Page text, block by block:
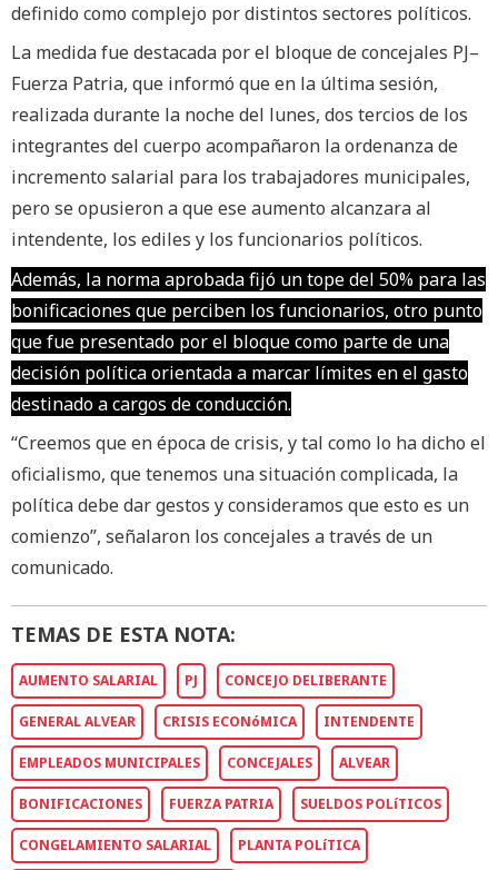
definido como complejo por distintos sectores políticos.
La medida fue destacada por el bloque de concejales PJ–
Fuerza Patria, que informó que en la última sesión,
realizada durante la noche del lunes, dos tercios de los
integrantes del cuerpo acompañaron la ordenanza de
incremento salarial para los trabajadores municipales,
pero se opusieron a que ese aumento alcanzara al
intendente, los ediles y los funcionarios políticos.
Además, la norma aprobada fijó un tope del 50% para las
bonificaciones que perciben los funcionarios, otro punto
que fue presentado por el bloque como parte de una
decisión política orientada a marcar límites en el gasto
destinado a cargos de conducción.
“Creemos que en época de crisis, y tal como lo ha dicho el
oficialismo, que tenemos una situación complicada, la
política debe dar gestos y consideramos que esto es un
comienzo”, señalaron los concejales a través de un
comunicado.
TEMAS DE ESTA NOTA:
AUMENTO SALARIAL PJ CONCEJO DELIBERANTE
GENERAL ALVEAR CRISIS ECONóMICA INTENDENTE
EMPLEADOS MUNICIPALES CONCEJALES ALVEAR
BONIFICACIONES FUERZA PATRIA SUELDOS POLíTICOS
CONGELAMIENTO SALARIAL PLANTA POLíTICA